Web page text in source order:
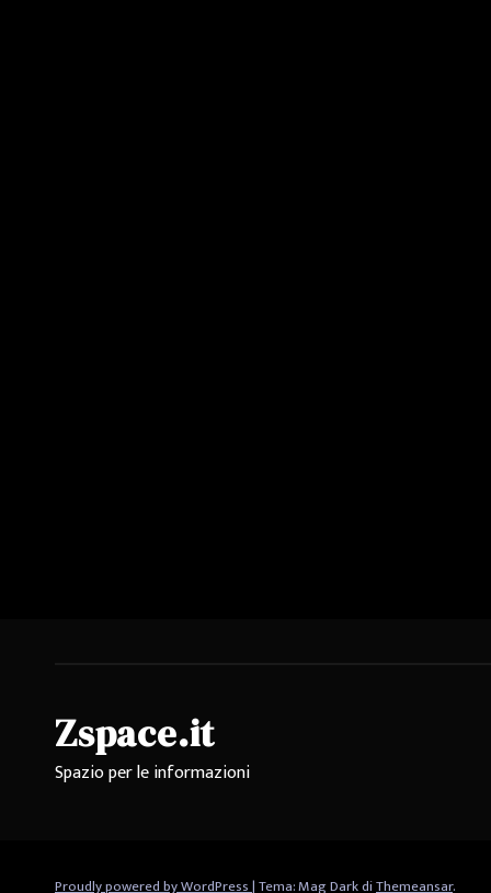
Zspace.it
Spazio per le informazioni
Proudly powered by WordPress|Tema: Mag Dark diThemeansar.